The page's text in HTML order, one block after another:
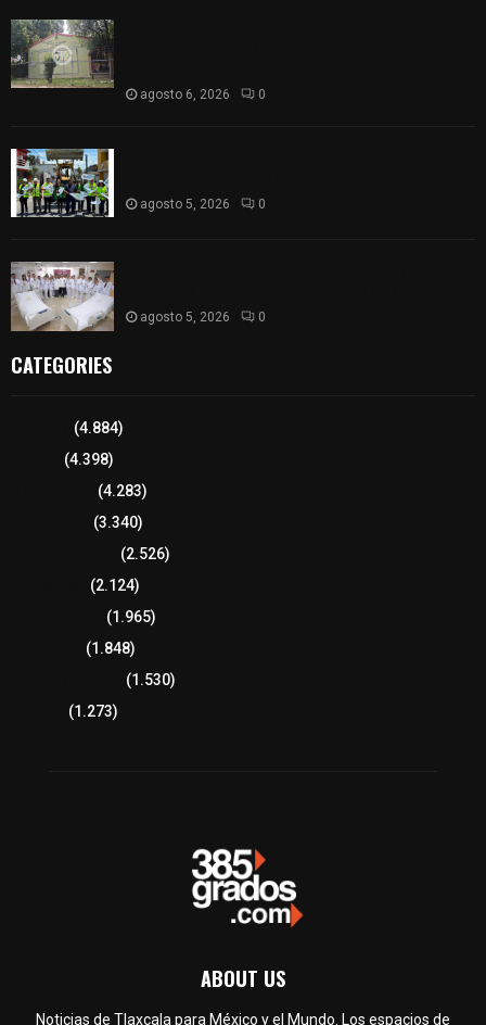
agosto 6, 2026 0
agosto 5, 2026 0
agosto 5, 2026 0
CATEGORIES
(4.884)
(4.398)
(4.283)
(3.340)
(2.526)
(2.124)
(1.965)
(1.848)
(1.530)
(1.273)
ABOUT US
Noticias de Tlaxcala para México y el Mundo. Los espacios de